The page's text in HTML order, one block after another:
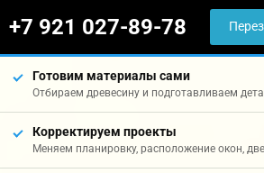
+7 921 027-89-78
Готовим материалы сами
Отбираем древесину и подготавливаем
Корректируем проекты
Меняем планировку, расположение окон,